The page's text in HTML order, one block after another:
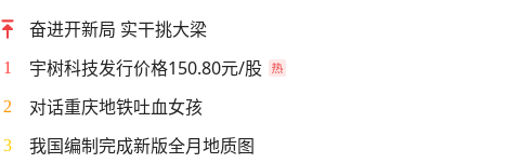
奋进开新局 实干挑大梁
1 宇树科技发行价格150.80元/股
2 对话重庆地铁吐血女孩
3 我国编制完成新版全月地质图